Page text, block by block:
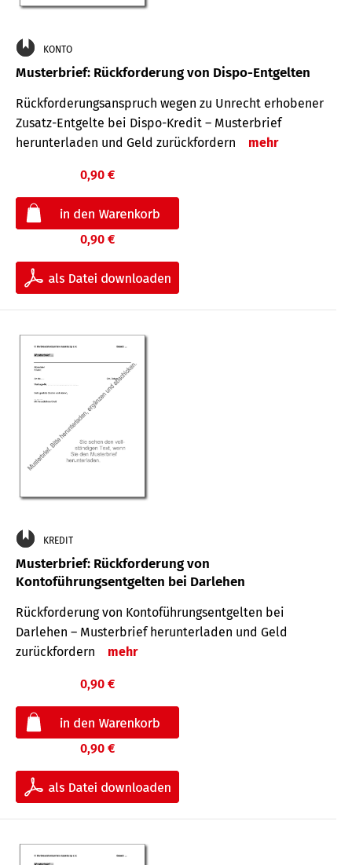
KONTO
Musterbrief: Rückforderung von Dispo-Entgelten
Rückforderungsanspruch wegen zu Unrecht erhobener
Zusatz-Entgelte bei Dispo-Kredit – Musterbrief
herunterladen und Geld zurückfordern
mehr
0,90 €
0,90 €
KREDIT
Musterbrief: Rückforderung von
Kontoführungsentgelten bei Darlehen
Rückforderung von Kontoführungsentgelten bei
Darlehen – Musterbrief herunterladen und Geld
zurückfordern
mehr
0,90 €
0,90 €